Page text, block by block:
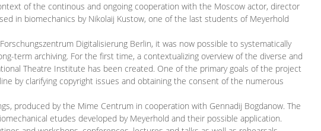
of the continous and ongoing cooperation with the Moscow actor, director
in biomechanics by Nikolaij Kustow, one of the last students of Meyerhold
Digitalisierung Berlin, it was now possible to systematically
term archiving. For the first time, a contextualizing overview of the diverse and
Theatre Institute has been created. One of the primary goals of the project
by clarifying copyright issues and obtaining the consent of the numerous
produced by the Mime Centrum in cooperation with Gennadij Bogdanow. The
etudes developed by Meyerhold and their possible application.